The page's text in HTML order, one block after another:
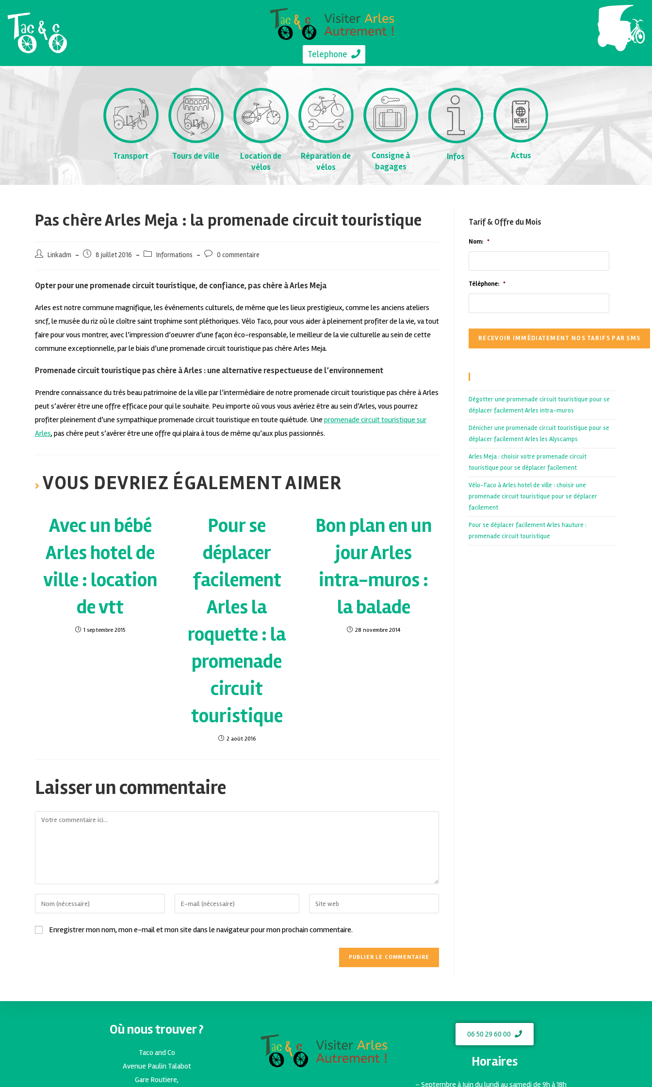
Telephone
Transport Tours de ville
Location de
vélos
Réparation de
vélos
Consigne à
bagages
Infos Actus
Pas chère Arles Meja : la promenade circuit touristique
Linkadm 8 juillet 2016 Informations 0 commentaire
Opter pour une promenade circuit touristique, de confiance, pas chère à Arles Meja
Arles est notre commune magnifique, les évènements culturels, de même que les lieux prestigieux, comme les anciens ateliers
sncf, le musée du riz où le cloître saint trophime sont pléthoriques. Vélo Taco, pour vous aider à pleinement profiter de la vie, va tout
faire pour vous montrer, avec l’impression d’oeuvrer d’une façon éco-responsable, le meilleur de la vie culturelle au sein de cette
commune exceptionnelle, par le biais d’une promenade circuit touristique pas chère Arles Meja.
Promenade circuit touristique pas chère à Arles : une alternative respectueuse de l’environnement
Prendre connaissance du très beau patrimoine de la ville par l’intermédiaire de notre promenade circuit touristique pas chère à Arles
peut s’avérer être une offre efficace pour qui le souhaite. Peu importe où vous vous avériez être au sein d’Arles, vous pourrez
profiter pleinement d’une sympathique promenade circuit touristique en toute quiétude. Une promenade circuit touristique sur
Arles, pas chère peut s’avérer être une offre qui plaira à tous de même qu’aux plus passionnés.
VOUS DEVRIEZ ÉGALEMENT AIMER
Avec un bébé
Arles hotel de
ville : location
de vtt
1 septembre 2015
Pour se
déplacer
facilement
Arles la
roquette : la
promenade
circuit
touristique
2 août 2016
Bon plan en un
jour Arles
intra-muros :
la balade
28 novembre 2014
Laisser un commentaire
Enregistrer mon nom, mon e-mail et mon site dans le navigateur pour mon prochain commentaire.
Tarif & Offre du Mois
Nom: *
Téléphone: *
Dégotter une promenade circuit touristique pour se
déplacer facilement Arles intra-muros
Dénicher une promenade circuit touristique pour se
déplacer facilement Arles les Alyscamps
Arles Meja : choisir votre promenade circuit
touristique pour se déplacer facilement
Vélo-Taco à Arles hotel de ville : choisir une
promenade circuit touristique pour se déplacer
facilement
Pour se déplacer facilement Arles hauture :
promenade circuit touristique
Où nous trouver ?
Taco and Co
Avenue Paulin Talabot
Gare Routiere,
06 50 29 60 00
Horaires
– Septembre à Juin du lundi au samedi de 9h à 18h